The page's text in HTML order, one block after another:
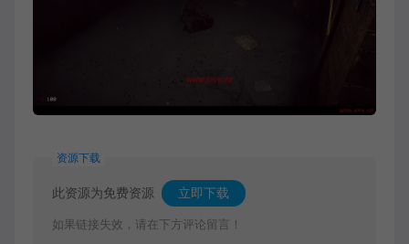
资源下载
此资源为免费资源 立即下载
如果链接失效，请在下方评论留言！